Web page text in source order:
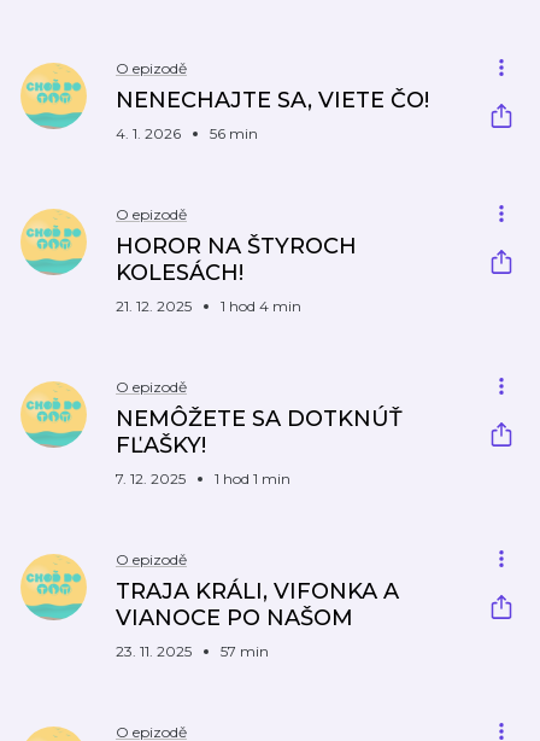
O epizodě
NENECHAJTE SA, VIETE ČO!
4. 1. 2026 56 min
O epizodě
HOROR NA ŠTYROCH
KOLESÁCH!
21. 12. 2025 1 hod 4 min
O epizodě
NEMÔŽETE SA DOTKNÚŤ
FĽAŠKY!
7. 12. 2025 1 hod 1 min
O epizodě
TRAJA KRÁLI, VIFONKA A
VIANOCE PO NAŠOM
23. 11. 2025 57 min
O epizodě